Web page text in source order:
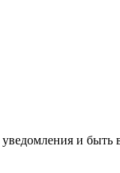
и быть